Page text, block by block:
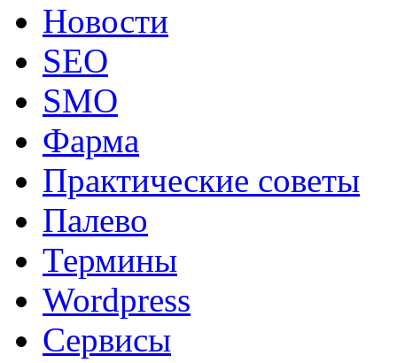
Новости
SEO
SMO
Фарма
Практические советы
Палево
Термины
Wordpress
Сервисы